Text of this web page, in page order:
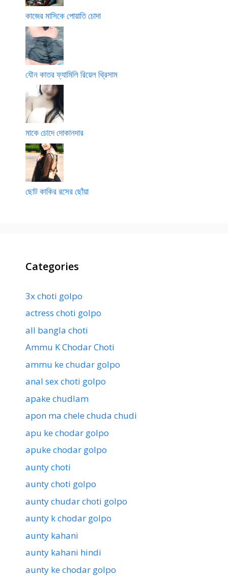
কাজের মাসিকে পোয়াতি চোদা
যৌন কাতর ফ্যামিলি রিয়েল থ্রিসাম
মাকে চোদে দোকানদার
ছোট কাকির রসের ছোঁয়া
Categories
3x choti golpo
actress choti golpo
all bangla choti
Ammu K Chodar Choti
ammu ke chudar golpo
anal sex choti golpo
apake chudlam
apon ma chele chuda chudi
apu ke chodar golpo
apuke chodar golpo
aunty choti
aunty choti golpo
aunty chudar choti golpo
aunty k chodar golpo
aunty kahani
aunty kahani hindi
aunty ke chodar golpo